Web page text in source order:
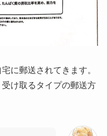
に郵送されてきます。
け取るタイプの郵送方